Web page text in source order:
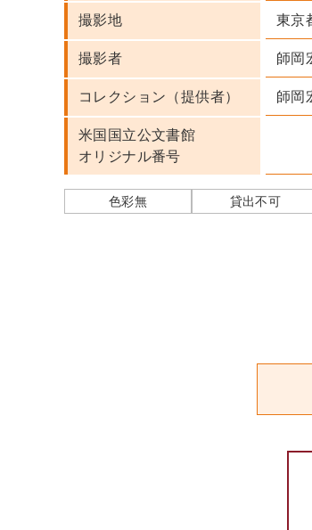
撮影地 東京
撮影者 師岡
コレクション（提供者） 師岡
米国国立公文書館
オリジナル番号
色彩無 貸出不可